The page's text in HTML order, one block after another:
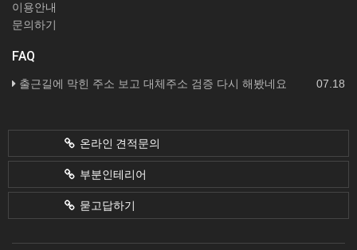
이용안내
문의하기
FAQ
07.18
출근길에 막힌 주소 보고 대체주소 검증 다시 해봤네요
온라인 견적문의
부분인테리어
묻고답하기